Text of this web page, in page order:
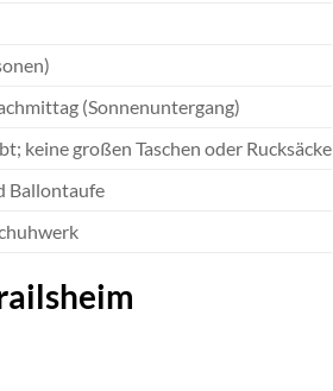
(Sonnenuntergang)
keine großen Taschen oder Rucksäcke
Ballontaufe